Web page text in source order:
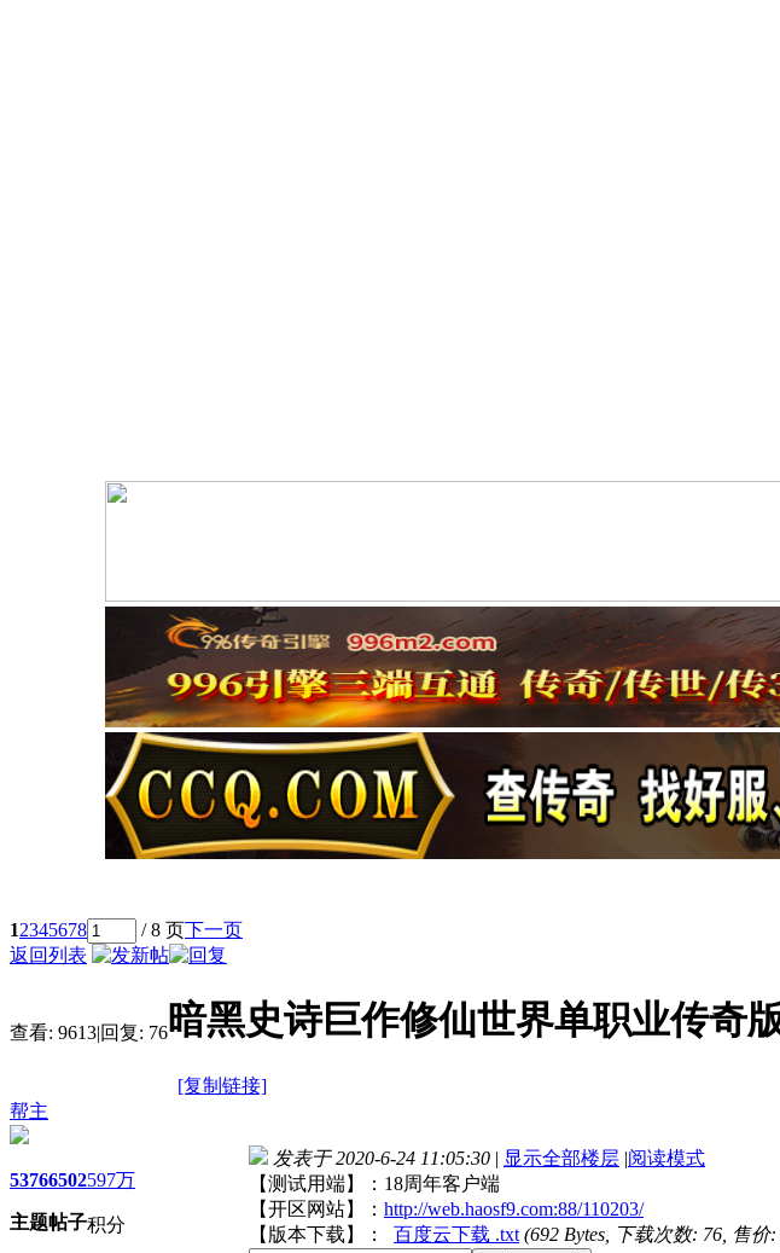
12345678 / 8 页下一页
返回列表
查看: 9613|回复: 76暗黑史诗巨作修仙世界单职业传奇
[复制链接]
帮主
5376
主题
6502
帖子
597万
积分
发表于 2020-6-24 11:05:30 | 显示全部楼层 |阅读模式
【测试用端】：18周年客户端
【开区网站】： http://web.haosf9.com:88/110203/
【版本下载】：
百度云下载 .txt (692 Bytes, 下载次数: 76, 售价